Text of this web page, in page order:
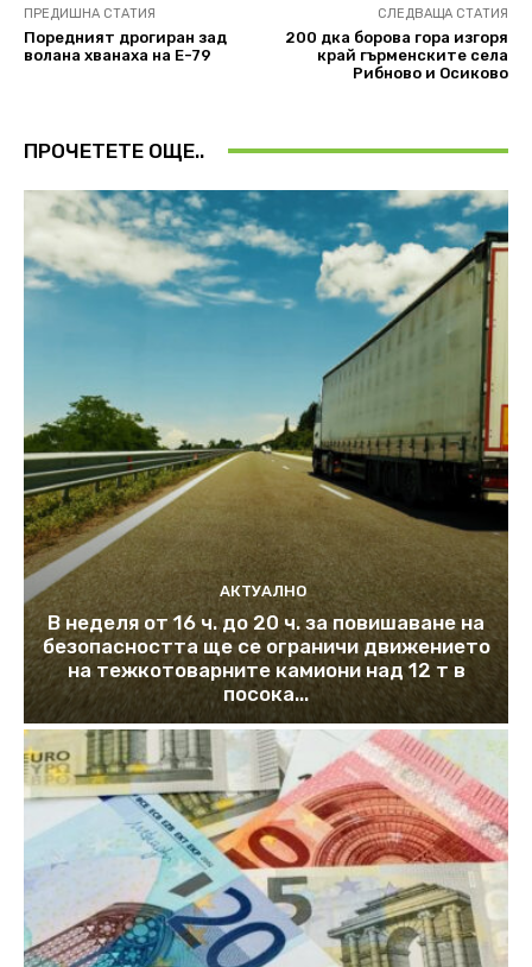
ПРЕДИШНА СТАТИЯ
Поредният дрогиран зад
волана хванаха на Е-79
СЛЕДВАЩА СТАТИЯ
200 дка борова гора изгоря
край гърменските села
Рибново и Осиково
ПРОЧЕТЕТЕ ОЩЕ..
АКТУАЛНО
В неделя от 16 ч. до 20 ч. за повишаване на
безопасността ще се ограничи движението
на тежкотоварните камиони над 12 т в
посока...